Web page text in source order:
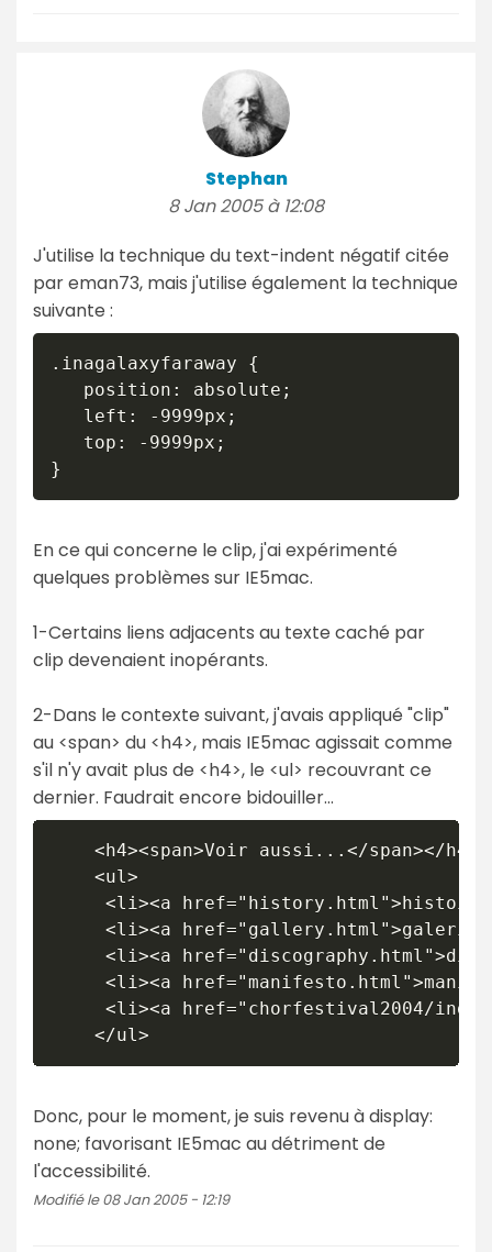
Stephan
8 Jan 2005 à 12:08
J'utilise la technique du text-indent négatif citée
par eman73, mais j'utilise également la technique
suivante :
.inagalaxyfaraway {
   position: absolute;
   left: -9999px;
   top: -9999px;
En ce qui concerne le clip, j'ai expérimenté
quelques problèmes sur IE5mac.
1-Certains liens adjacents au texte caché par
clip devenaient inopérants.
2-Dans le contexte suivant, j'avais appliqué "clip"
au <span> du <h4>, mais IE5mac agissait comme
s'il n'y avait plus de <h4>, le <ul> recouvrant ce
dernier. Faudrait encore bidouiller...
    <h4><span>Voir aussi...</span></h4>
    <ul>
<li><a
<li><a
<li><a
<li><a
<li><a href="chorfestival2004/
Donc, pour le moment, je suis revenu à display:
none; favorisant IE5mac au détriment de
l'accessibilité.
Modifié le 08 Jan 2005 - 12:19